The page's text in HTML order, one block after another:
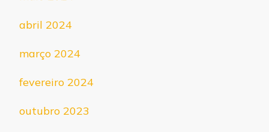
abril 2024
março 2024
fevereiro 2024
outubro 2023